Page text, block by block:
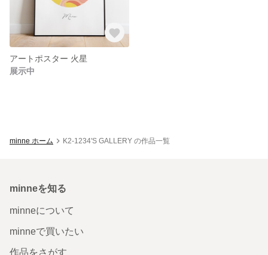
アートポスター 火星
展示中
minne ホーム K2-1234'S GALLERY の作品一覧
minneを知る
minneについて
minneで買いたい
作品をさがす